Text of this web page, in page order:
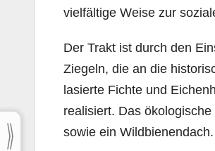
vielfältige Weise zur
Der Trakt ist durch den
Ziegeln, die an die
lasierte Fichte und
realisiert. Das
sowie ein Wildbienendach.